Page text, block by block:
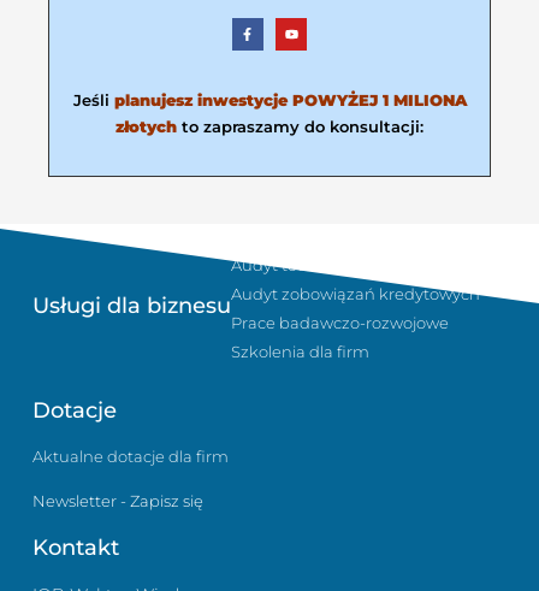
Jeśli planujesz inwestycje POWYŻEJ 1 MILIONA
złotych to zapraszamy do konsultacji:
Usługi dla biznesu
Audyt technologiczny w firmie
Audyt zobowiązań kredytowych
Prace badawczo-rozwojowe
Szkolenia dla firm
Dotacje
Aktualne dotacje dla firm
Newsletter - Zapisz się
Kontakt